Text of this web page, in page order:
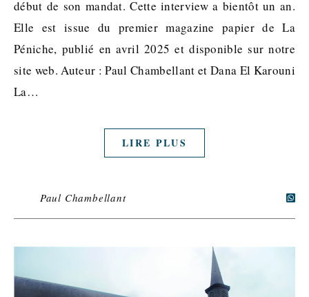
début de son mandat. Cette interview a bientôt un an.
Elle est issue du premier magazine papier de La
Péniche, publié en avril 2025 et disponible sur notre
site web. Auteur : Paul Chambellant et Dana El Karouni
La…
LIRE PLUS
Paul Chambellant